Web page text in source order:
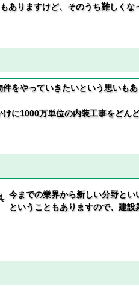
ありますけど、そのうち難しくな
件をやっていきたいという思いも
に1000万単位の内装工事をどん
今までの業界から新しい分野と
ということもありますので、建